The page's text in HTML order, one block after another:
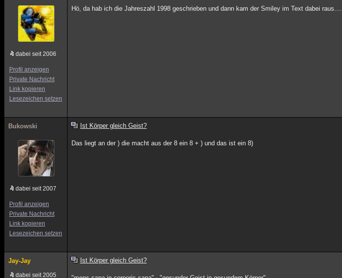
dabei seit 2006
Profil anzeigen
Private Nachricht
Link kopieren
Lesezeichen setzen
Hö, da hab ich die Jahreszahl 1998 geschrieben und dann kam der Smiley im Text dabei raus....
Bukowski
dabei seit 2007
Profil anzeigen
Private Nachricht
Link kopieren
Lesezeichen setzen
Ist Körper gleich Geist?
Das liegt an der ) die macht aus der 8 ein 8 + ) und das ist ein 8)
Jay-Jay
dabei seit 2005
Ist Körper gleich Geist?